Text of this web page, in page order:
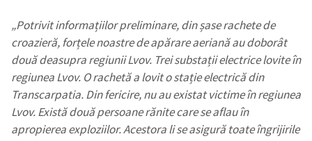
„Potrivit informațiilor preliminare, din șase rachete de
croazieră, forțele noastre de apărare aeriană au doborât
două deasupra regiunii Lvov. Trei substații electrice lovite în
regiunea Lvov. O rachetă a lovit o stație electrică din
Transcarpatia. Din fericire, nu au existat victime în regiunea
Lvov. Există două persoane rănite care se aflau în
apropierea exploziilor. Acestora li se asigură toate îngrijirile